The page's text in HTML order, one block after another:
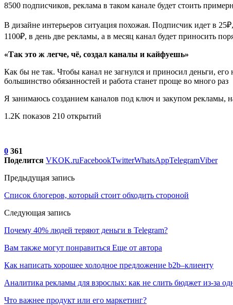
8500 подписчиков, реклама в таком канале будет стоить
В дизайне интерьеров ситуация похожая. Подписчик идет в
1100₽, в день две рекламы, а в месяц канал будет приносить
«Так это ж легче, чё, создал каналы и кайфуешь»
Как бы не так. Чтобы канал не загнулся и приносил деньги,
большинство обязанностей и работа станет проще во много раз
Я занимаюсь созданием каналов под ключ и закупом
1.2K показов 210 открытий
0 361
Поделится VKOK.ruFacebookTwitterWhatsAppTelegramViber
Предыдущая запись
Список блогеров, который стоит обходить стороной
Следующая запись
Почему 40% людей теряют деньги в Telegram?
Вам также могут понравиться Еще от автора
Как написать хорошее холодное предложение b2b–клиенту
Аналитика рекламы для взрослых: как не слить бюджет из-за
Что важнее продукт или его маркетинг?